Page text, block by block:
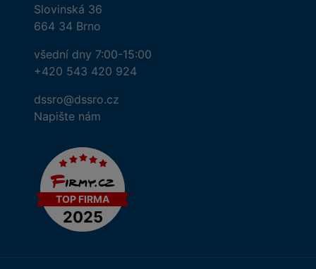
Slovinská 36
664 34 Brno
všední dny 7:00-15:00
+420 543 420 924
dssro@dssro.cz
Napište nám